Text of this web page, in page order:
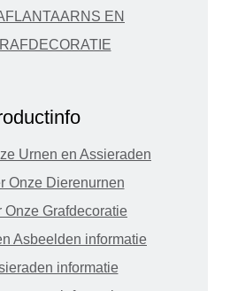
EN
Urnen en Assieraden
Onze Dierenurnen
Onze Grafdecoratie
Asbeelden informatie
informatie